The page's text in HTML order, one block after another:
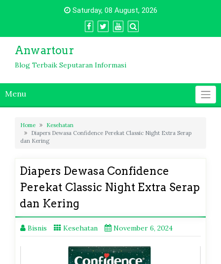
Saturday, 08 August, 2026
Anwartour
Blog Terbaik Seputaran Informasi
Menu
Home
Kesehatan
Diapers Dewasa Confidence Perekat Classic Night Extra Serap
dan Kering
Diapers Dewasa Confidence
Perekat Classic Night Extra Serap
dan Kering
Bisnis Kesehatan November 6, 2024